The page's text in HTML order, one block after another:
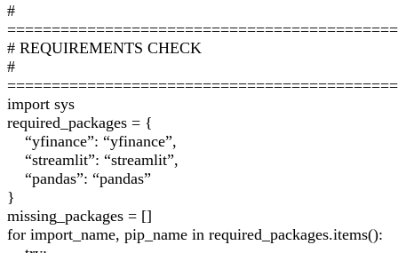
#
# REQUIREMENTS CHECK
#
import sys
required_packages = {
“yfinance”: “yfinance”,
“streamlit”: “streamlit”,
“pandas”: “pandas”
}
missing_packages = []
for import_name, pip_name in required_packages.items():